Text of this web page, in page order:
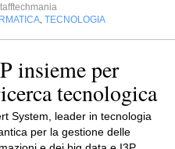
TECNOLOGIA
insieme per
tecnologica
System, leader in tecnologia
per la gestione delle